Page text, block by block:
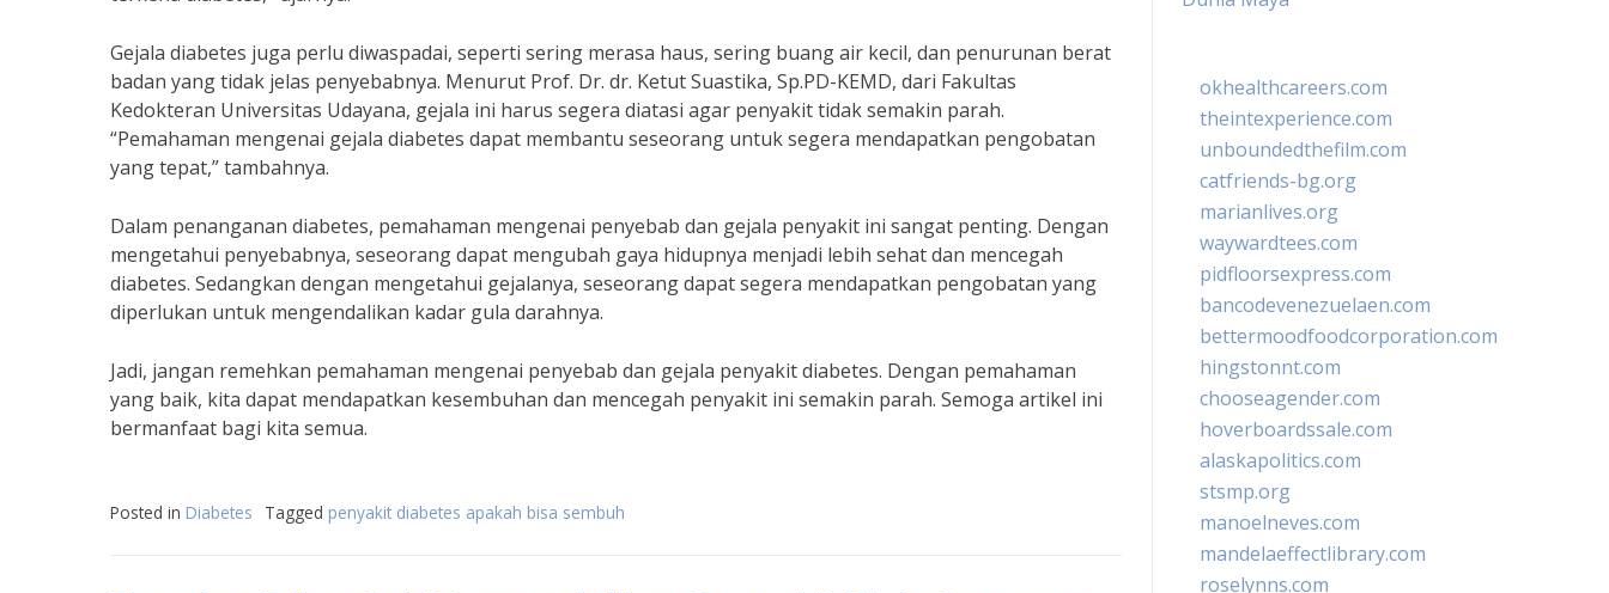
Gejala diabetes juga perlu diwaspadai, seperti sering merasa haus, sering buang air kecil, dan penurunan berat
badan yang tidak jelas penyebabnya. Menurut Prof. Dr. dr. Ketut Suastika, Sp.PD-KEMD, dari Fakultas
Kedokteran Universitas Udayana, gejala ini harus segera diatasi agar penyakit tidak semakin parah.
“Pemahaman mengenai gejala diabetes dapat membantu seseorang untuk segera mendapatkan pengobatan
yang tepat,” tambahnya.
Dalam penanganan diabetes, pemahaman mengenai penyebab dan gejala penyakit ini sangat penting. Dengan
mengetahui penyebabnya, seseorang dapat mengubah gaya hidupnya menjadi lebih sehat dan mencegah
diabetes. Sedangkan dengan mengetahui gejalanya, seseorang dapat segera mendapatkan pengobatan yang
diperlukan untuk mengendalikan kadar gula darahnya.
Jadi, jangan remehkan pemahaman mengenai penyebab dan gejala penyakit diabetes. Dengan pemahaman
yang baik, kita dapat mendapatkan kesembuhan dan mencegah penyakit ini semakin parah. Semoga artikel ini
bermanfaat bagi kita semua.
Posted in Diabetes Tagged penyakit diabetes apakah bisa sembuh
okhealthcareers.com
theintexperience.com
unboundedthefilm.com
catfriends-bg.org
marianlives.org
waywardtees.com
pidfloorsexpress.com
bancodevenezuelaen.com
bettermoodfoodcorporation.com
hingstonnt.com
chooseagender.com
hoverboardssale.com
alaskapolitics.com
stsmp.org
manoelneves.com
mandelaeffectlibrary.com
roselynns.com